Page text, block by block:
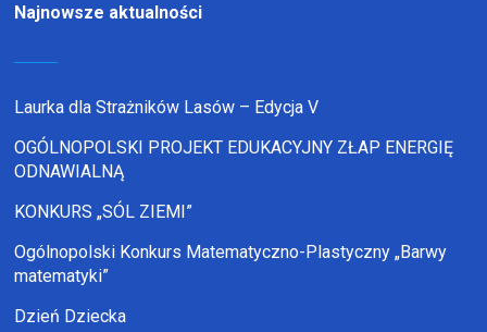
Najnowsze aktualności
Laurka dla Strażników Lasów – Edycja V
OGÓLNOPOLSKI PROJEKT EDUKACYJNY ZŁAP ENERGIĘ
ODNAWIALNĄ
KONKURS „SÓL ZIEMI”
Ogólnopolski Konkurs Matematyczno-Plastyczny „Barwy
matematyki”
Dzień Dziecka